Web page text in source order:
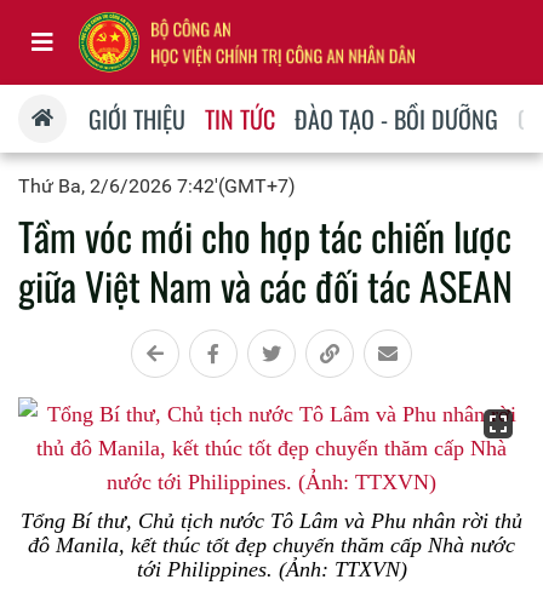
GIỚI THIỆU TIN TỨC ĐÀO TẠO - BỒI DƯỠNG
Thứ Ba, 2/6/2026 7:42'(GMT+7)
Tầm vóc mới cho hợp tác chiến lược
giữa Việt Nam và các đối tác ASEAN
Tổng Bí thư, Chủ tịch nước Tô Lâm và Phu nhân rời thủ
đô Manila, kết thúc tốt đẹp chuyến thăm cấp Nhà nước
tới Philippines. (Ảnh: TTXVN)